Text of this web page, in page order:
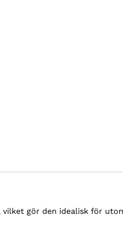
gör den idealisk för